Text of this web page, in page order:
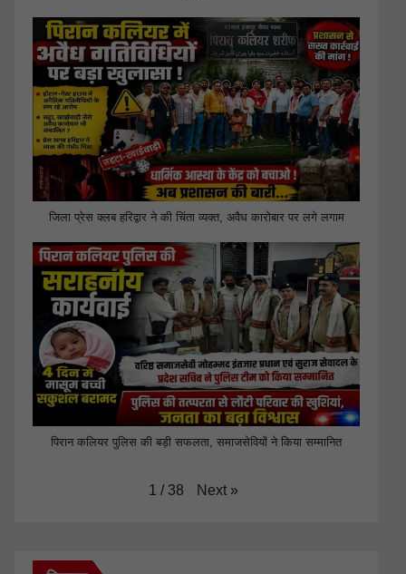
जिला प्रेस क्लब हरिद्वार ने की चिंता व्यक्त, अवैध कारोबार पर लगे लगाम
पिरान कलियर पुलिस की बड़ी सफलता, समाजसेवियों ने किया सम्मानित
1 / 38 Next »